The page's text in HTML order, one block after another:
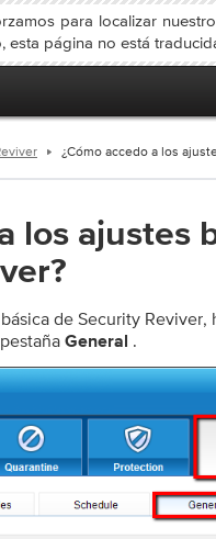
para localizar
esta página no está
¿Cómo accedo a los
los ajustes
de Security
General .